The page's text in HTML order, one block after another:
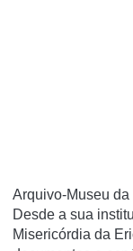
Arquivo-Museu
Desde a sua
Misericórdia da